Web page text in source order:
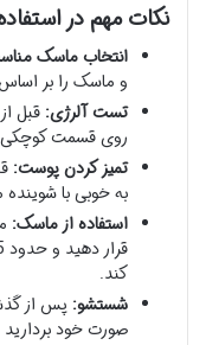
نکات مهم در
انتخاب ماسک
و ماسک را بر
تست آلرژی: قبل
روی قسمت
تمیز کردن پوست:
به خوبی با
استفاده از ماسک:
کند.
شستشو: پس از
صورت خود